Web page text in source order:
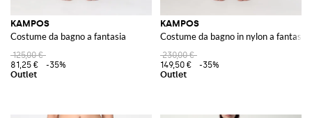
KAMPOS
Costume da bagno a fantasia
125,00 €
81,25 €
-35%
KAMPOS
Costume da bagno in nylon a fantasia
230,00 €
149,50 €
-35%